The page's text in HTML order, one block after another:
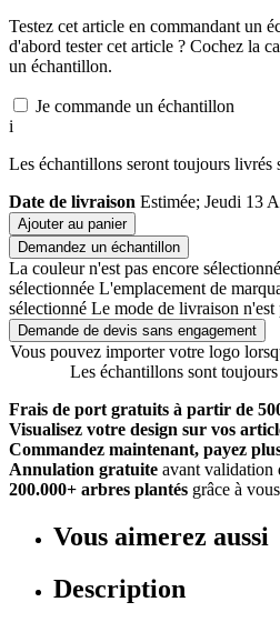
Testez cet article en commandant un
d'abord tester cet article ? Cochez la
un échantillon.
Je commande un échantillon
i
Les échantillons seront toujours livrés
Date de livraison Estimée; Jeudi 13
Ajouter au panier
Demandez un échantillon
La couleur n'est pas encore
sélectionnée L'emplacement de
sélectionné Le mode de livraison n'est
Demande de devis sans engagement
Vous pouvez importer votre logo
Les échantillons sont
Frais de port gratuits à partir de
Visualisez votre design sur vos
Commandez maintenant, payez
Annulation gratuite avant validation
200.000+ arbres plantés grâce à vous
Vous aimerez aussi
Description